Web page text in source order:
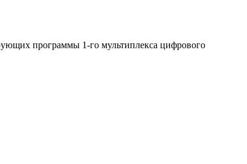
программы 1-го мультиплекса цифрового